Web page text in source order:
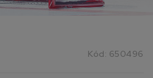
Kód: 650496